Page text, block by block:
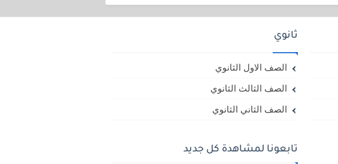
ثانوي
الصف الاول الثانوي
الصف الثالث الثانوي
الصف الثاني الثانوي
تابعونا لمشاهدة كل جديد